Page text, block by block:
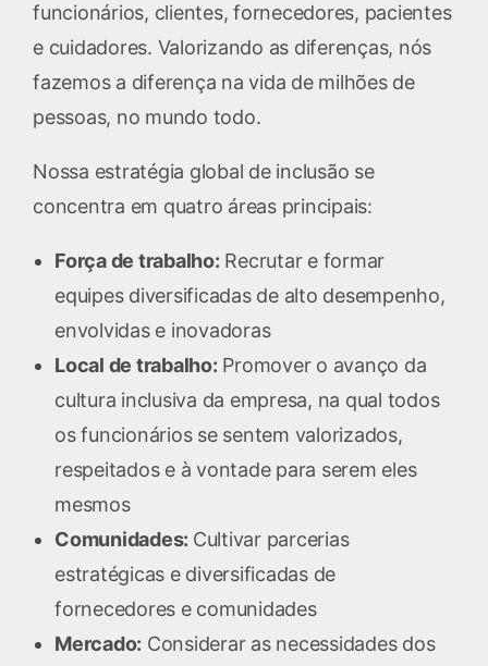
funcionários, clientes, fornecedores, pacientes
e cuidadores. Valorizando as diferenças, nós
fazemos a diferença na vida de milhões de
pessoas, no mundo todo.
Nossa estratégia global de inclusão se
concentra em quatro áreas principais:
Força de trabalho: Recrutar e formar
equipes diversificadas de alto desempenho,
envolvidas e inovadoras
Local de trabalho: Promover o avanço da
cultura inclusiva da empresa, na qual todos
os funcionários se sentem valorizados,
respeitados e à vontade para serem eles
mesmos
Comunidades: Cultivar parcerias
estratégicas e diversificadas de
fornecedores e comunidades
Mercado: Considerar as necessidades dos